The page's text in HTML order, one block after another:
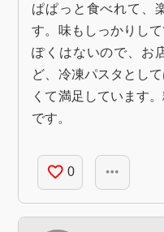
ぱぱっと食べれて、
す。味もしっかりし
ぽくはないので、お
ど、冷凍パスタとし
くて満足しています
です。
favorite_border 0 more_horiz